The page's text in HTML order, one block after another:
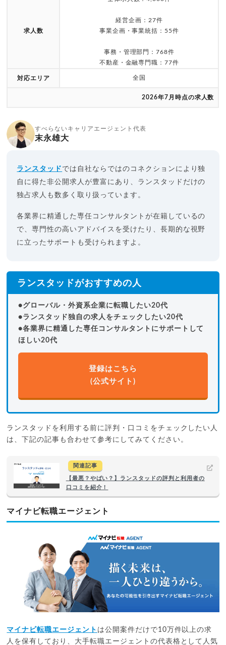
求人数
経営企画：27件
事業企画・事業統括：55件
事務・管理部門：768件
不動産・金融専門職：77件
対応エリア 全国
2026年7月時点の求人数
すべらないキャリアエージェント代表
末永雄大
ランスタッド では自社ならではのコネクションにより独
自に得た非公開求人が豊富にあり、ランスタッドだけの
独占求人も数多く取り扱っています。
各業界に精通した専任コンサルタントが在籍しているの
で、専門性の高いアドバイスを受けたり、長期的な視野
に立ったサポートも受けられますよ。
ランスタッドがおすすめの人
●グローバル・外資系企業に転職したい20代
●ランスタッド独自の求人をチェックしたい20代
●各業界に精通した専任コンサルタントにサポートして
ほしい20代
登録はこちら
(公式サイト)
ランスタッドを利用する前に評判・口コミをチェックしたい人
は、下記の記事も合わせて参考にしてみてください。
関連記事
【最悪？やばい？】ランスタッドの評判と利用者の
口コミを紹介！
マイナビ転職エージェント
マイナビ転職エージェント は公開案件だけで10万件以上の求
人を保有しており、大手転職エージェントの代表格として人気